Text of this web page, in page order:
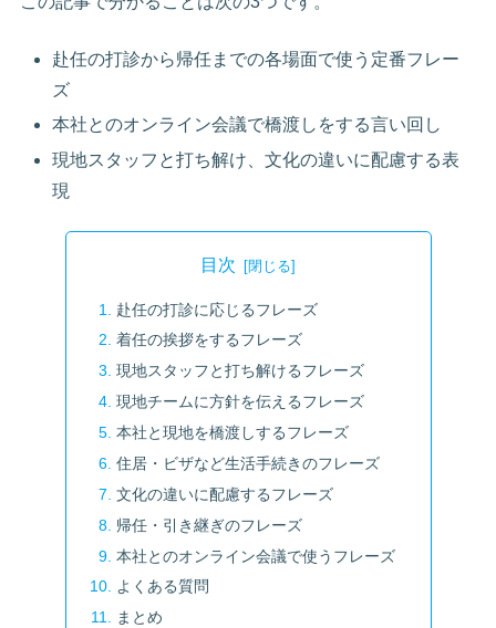
赴任の打診から帰任までの各場面で使う定番フレー
ズ
本社とのオンライン会議で橋渡しをする言い回し
現地スタッフと打ち解け、文化の違いに配慮する表
現
目次
赴任の打診に応じるフレーズ
着任の挨拶をするフレーズ
現地スタッフと打ち解けるフレーズ
現地チームに方針を伝えるフレーズ
本社と現地を橋渡しするフレーズ
住居・ビザなど生活手続きのフレーズ
文化の違いに配慮するフレーズ
帰任・引き継ぎのフレーズ
本社とのオンライン会議で使うフレーズ
よくある質問
まとめ